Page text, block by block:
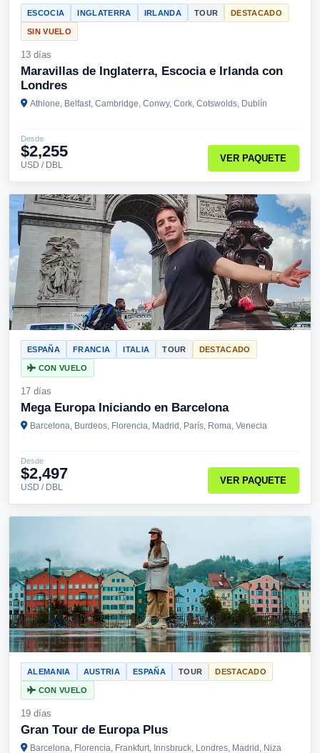
ESCOCIA INGLATERRA IRLANDA TOUR DESTACADO
SIN VUELO
13 días
Maravillas de Inglaterra, Escocia e Irlanda con
Londres
Athlone, Belfast, Cambridge, Conwy, Cork, Cotswolds, Dublín
Desde
$2,255
USD / DBL
VER PAQUETE
ESPAÑA FRANCIA ITALIA TOUR DESTACADO
CON VUELO
17 días
Mega Europa Iniciando en Barcelona
Barcelona, Burdeos, Florencia, Madrid, París, Roma, Venecia
Desde
$2,497
USD / DBL
VER PAQUETE
ALEMANIA AUSTRIA ESPAÑA TOUR DESTACADO
CON VUELO
19 días
Gran Tour de Europa Plus
Barcelona, Florencia, Frankfurt, Innsbruck, Londres, Madrid, Niza